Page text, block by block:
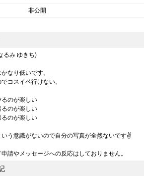
非公開
るみ ゆきち)
なり低いです。
コスイベ行けない。
るのが楽しい
るのが楽しい
るのが楽しい
いう意識がないので自分の写真が全然ないです✌️
請やメッセージへの反応はしておりません。